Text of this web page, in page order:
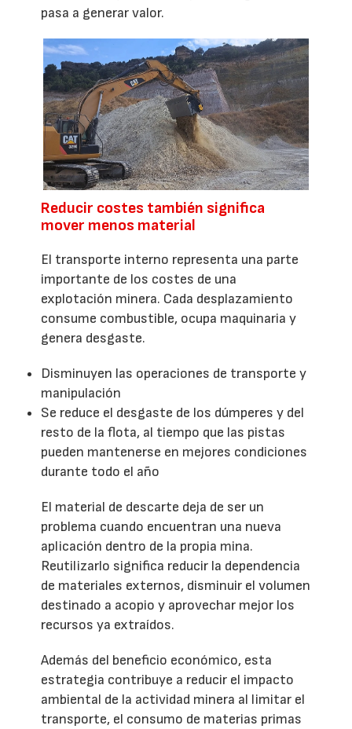
pasa a generar valor.
Reducir costes también significa
mover menos material
El transporte interno representa una parte
importante de los costes de una
explotación minera. Cada desplazamiento
consume combustible, ocupa maquinaria y
genera desgaste.
Disminuyen las operaciones de transporte y
manipulación
Se reduce el desgaste de los dúmperes y del
resto de la flota, al tiempo que las pistas
pueden mantenerse en mejores condiciones
durante todo el año
El material de descarte deja de ser un
problema cuando encuentran una nueva
aplicación dentro de la propia mina.
Reutilizarlo significa reducir la dependencia
de materiales externos, disminuir el volumen
destinado a acopio y aprovechar mejor los
recursos ya extraídos.
Además del beneficio económico, esta
estrategia contribuye a reducir el impacto
ambiental de la actividad minera al limitar el
transporte, el consumo de materias primas